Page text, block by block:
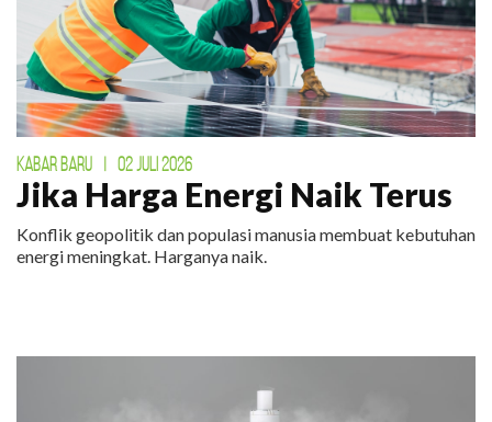
KABAR BARU | 02 JULI 2026
Jika Harga Energi Naik Terus
Konflik geopolitik dan populasi manusia membuat kebutuhan
energi meningkat. Harganya naik.